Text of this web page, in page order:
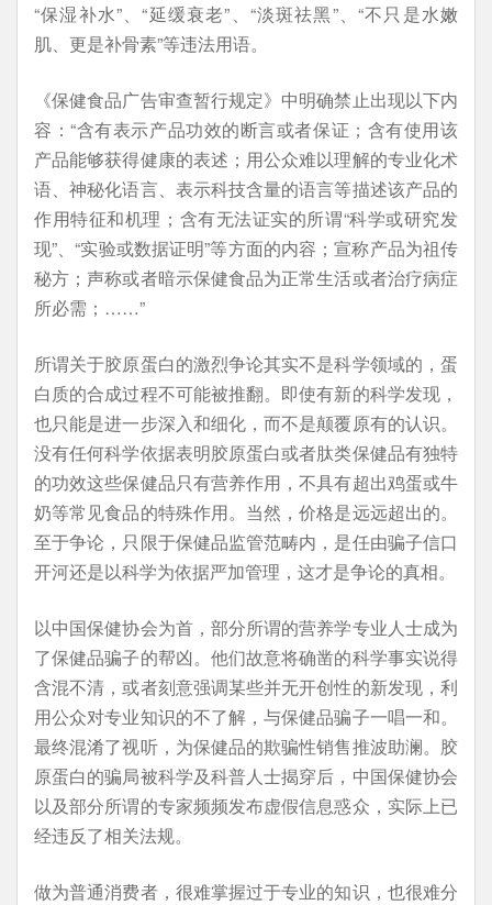
“保湿补水”、“延缓衰老”、“淡斑祛黑”、“不只是水嫩
肌、更是补骨素”等违法用语。
《保健食品广告审查暂行规定》中明确禁止出现以下内
容：“含有表示产品功效的断言或者保证；含有使用该
产品能够获得健康的表述；用公众难以理解的专业化术
语、神秘化语言、表示科技含量的语言等描述该产品的
作用特征和机理；含有无法证实的所谓“科学或研究发
现”、“实验或数据证明”等方面的内容；宣称产品为祖传
秘方；声称或者暗示保健食品为正常生活或者治疗病症
所必需；……”
所谓关于胶原蛋白的激烈争论其实不是科学领域的，蛋
白质的合成过程不可能被推翻。即使有新的科学发现，
也只能是进一步深入和细化，而不是颠覆原有的认识。
没有任何科学依据表明胶原蛋白或者肽类保健品有独特
的功效这些保健品只有营养作用，不具有超出鸡蛋或牛
奶等常见食品的特殊作用。当然，价格是远远超出的。
至于争论，只限于保健品监管范畴内，是任由骗子信口
开河还是以科学为依据严加管理，这才是争论的真相。
以中国保健协会为首，部分所谓的营养学专业人士成为
了保健品骗子的帮凶。他们故意将确凿的科学事实说得
含混不清，或者刻意强调某些并无开创性的新发现，利
用公众对专业知识的不了解，与保健品骗子一唱一和。
最终混淆了视听，为保健品的欺骗性销售推波助澜。胶
原蛋白的骗局被科学及科普人士揭穿后，中国保健协会
以及部分所谓的专家频频发布虚假信息惑众，实际上已
经违反了相关法规。
做为普通消费者，很难掌握过于专业的知识，也很难分